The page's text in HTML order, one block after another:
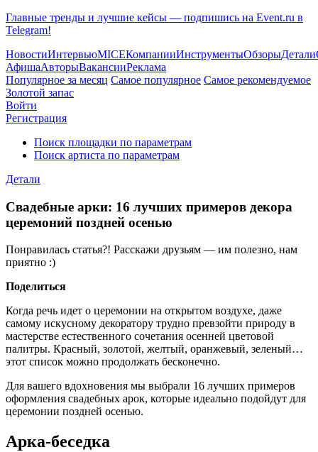
Главные тренды и лучшие кейсы — подпишись на Event.ru в
Telegram!
НовостиИнтервьюMICEКомпанииИнструментыОбзорыДетали
АфишаАвторыВакансииРеклама
Популярное за месяц Самое популярное Самое рекомендуемое
Золотой запас
Войти
Регистрация
Поиск площадки по параметрам
Поиск артиста по параметрам
Детали
Свадебные арки: 16 лучших примеров декора
церемоний поздней осенью
Понравилась статья?! Расскажи друзьям — им полезно, нам
приятно :)
Поделиться
Когда речь идет о церемонии на открытом воздухе, даже
самому искусному декоратору трудно превзойти природу в
мастерстве естественного сочетания осенней цветовой
палитры. Красный, золотой, желтый, оранжевый, зеленый…
этот список можно продолжать бесконечно.
Для вашего вдохновения мы выбрали 16 лучших примеров
оформления свадебных арок, которые идеально подойдут для
церемонии поздней осенью.
Арка-беседка